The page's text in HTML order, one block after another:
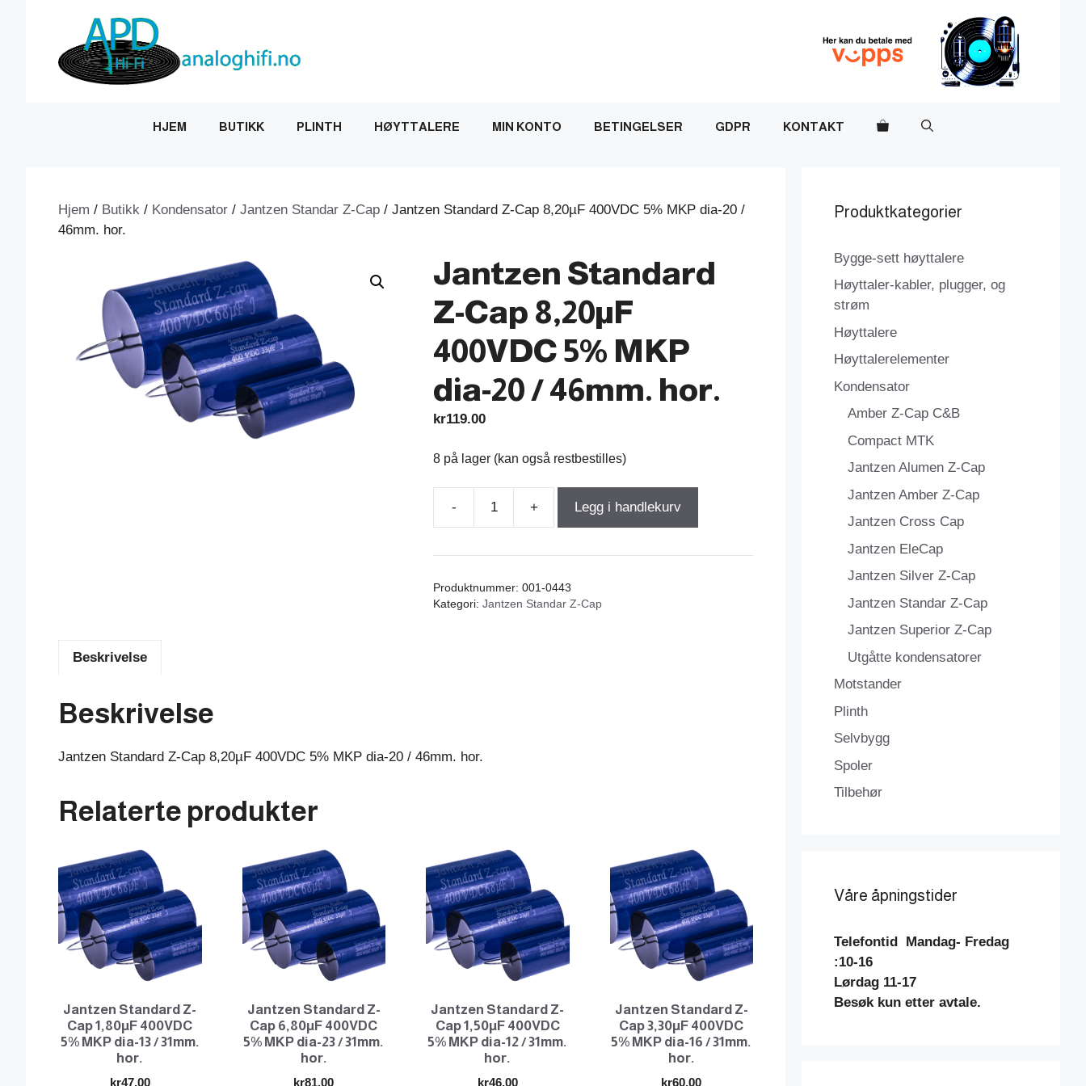
HJEM BUTIKK PLINTH HØYTTALERE MIN KONTO BETINGELSER GDPR KONTAKT
Hjem / Butikk / Kondensator / Jantzen Standar Z-Cap / Jantzen Standard Z-Cap 8,20µF 400VDC 5% MKP dia-20 /
46mm. hor.
Jantzen Standard
Z-Cap 8,20µF
400VDC 5% MKP
dia-20 / 46mm. hor.
kr119.00
8 på lager (kan også restbestilles)
-
Z-
8,20µF
hor.
+ Legg i handlekurv
Produktnummer:001-0443
Kategori:Jantzen Standar Z-Cap
Beskrivelse
Beskrivelse
Jantzen Standard Z-Cap 8,20µF 400VDC 5% MKP dia-20 / 46mm. hor.
Relaterte produkter
Jantzen Standard Z-
Cap 1,80µF 400VDC
5% MKP dia-13 / 31mm.
hor.
kr47.00
Jantzen Standard Z-
Cap 6,80µF 400VDC
5% MKP dia-23 / 31mm.
hor.
kr81.00
Jantzen Standard Z-
Cap 1,50µF 400VDC
5% MKP dia-12 / 31mm.
hor.
kr46.00
Jantzen Standard Z-
Cap 3,30µF 400VDC
5% MKP dia-16 / 31mm.
hor.
kr60.00
Produktkategorier
Bygge-sett høyttalere
Høyttaler-kabler, plugger, og
strøm
Høyttalere
Høyttalerelementer
Kondensator
Amber Z-Cap C&B
Compact MTK
Jantzen Alumen Z-Cap
Jantzen Amber Z-Cap
Jantzen Cross Cap
Jantzen EleCap
Jantzen Silver Z-Cap
Jantzen Standar Z-Cap
Jantzen Superior Z-Cap
Utgåtte kondensatorer
Motstander
Plinth
Selvbygg
Spoler
Tilbehør
Våre åpningstider
Telefontid Mandag- Fredag
:10-16
Lørdag 11-17
Besøk kun etter avtale.